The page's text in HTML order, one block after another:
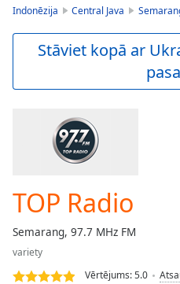
Skip
Loaded:
0.00%
Stream
Indonēzija Central Java
Stāviet kopā ar
TOP Radio
Semarang, 97.7 MHz FM
variety
Vērtējums:5.0